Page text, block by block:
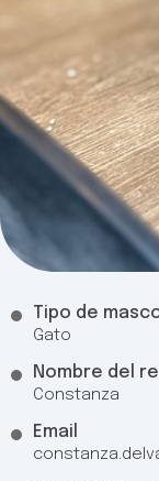
Tipo de
Gato
Nombre del
Constanza
Email